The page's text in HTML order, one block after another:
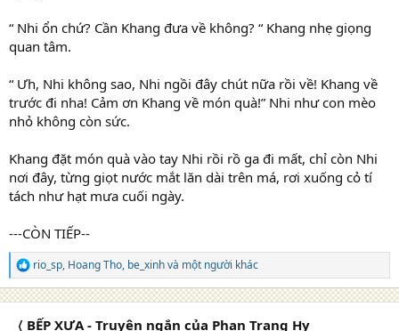
“ Nhi ổn chứ? Cần Khang đưa về không? “ Khang nhẹ giọng
quan tâm.
“ Ưh, Nhi không sao, Nhi ngồi đây chút nữa rồi về! Khang về
trước đi nha! Cảm ơn Khang về món quà!” Nhi như con mèo
nhỏ không còn sức.
Khang đặt món quà vào tay Nhi rồi rồ ga đi mất, chỉ còn Nhi
nơi đây, từng giọt nước mắt lăn dài trên má, rơi xuống cỏ tí
tách như hạt mưa cuối ngày.
---CÒN TIẾP--
R
e
a
rio_sp, Hoang Tho, be_xinhvà một người khác
〈 BẾP XƯA - Truyện ngắn của Phan Trang Hy